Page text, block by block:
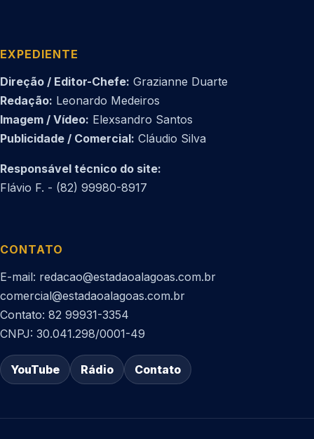
EXPEDIENTE
Direção / Editor-Chefe: Grazianne Duarte
Redação: Leonardo Medeiros
Imagem / Vídeo: Elexsandro Santos
Publicidade / Comercial: Cláudio Silva
Responsável técnico do site:
Flávio F. - (82) 99980-8917
CONTATO
E-mail: redacao@estadaoalagoas.com.br
comercial@estadaoalagoas.com.br
Contato: 82 99931-3354
CNPJ: 30.041.298/0001-49
YouTube Rádio Contato